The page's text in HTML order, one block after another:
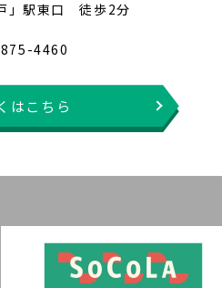
」駅東口 徒歩2分
4460
はこちら